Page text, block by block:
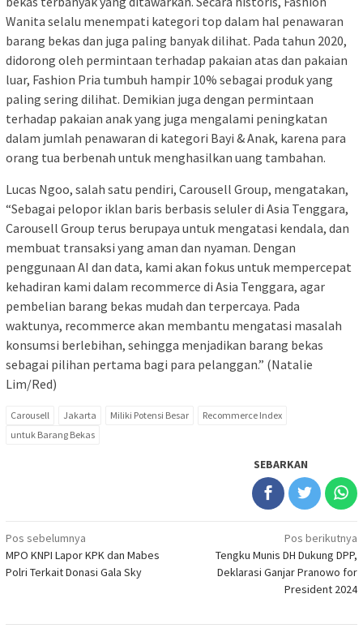
Wanita selalu menempati kategori top dalam hal penawaran
barang bekas dan juga paling banyak dilihat. Pada tahun 2020,
didorong oleh permintaan terhadap pakaian atas dan pakaian
luar, Fashion Pria tumbuh hampir 10% sebagai produk yang
paling sering dilihat. Demikian juga dengan permintaan
terhadap pakaian anak yang juga mengalami peningkatan
dalam jumlah penawaran di kategori Bayi & Anak, karena para
orang tua berbenah untuk menghasilkan uang tambahan.
Lucas Ngoo, salah satu pendiri, Carousell Group, mengatakan,
“Sebagai pelopor iklan baris berbasis seluler di Asia Tenggara,
Carousell Group terus berupaya untuk mengatasi kendala, dan
membuat transaksi yang aman dan nyaman. Dengan
penggunaan AI dan data, kami akan fokus untuk mempercepat
kehadiran kami dalam recommerce di Asia Tenggara, agar
pembelian barang bekas mudah dan terpercaya. Pada
waktunya, recommerce akan membantu mengatasi masalah
konsumsi berlebihan, sehingga menjadikan barang bekas
sebagai pilihan pertama bagi para pelanggan.” (Natalie
Lim/Red)
Carousell Jakarta Miliki Potensi Besar
Recommerce Index
untuk Barang Bekas
SEBARKAN
Navigasi
pos
Pos sebelumnya
MPO KNPI Lapor KPK dan Mabes
Polri Terkait Donasi Gala Sky
Pos berikutnya
Tengku Munis DH Dukung DPP,
Deklarasi Ganjar Pranowo for
President 2024